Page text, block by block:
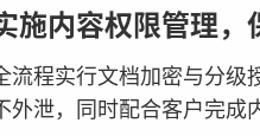
施内容权限管理，
流程实行文档加密与分级
外泄，同时配合客户完成